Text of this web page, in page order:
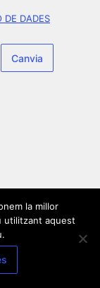
DE DADES
la millor
utilitzant aquest